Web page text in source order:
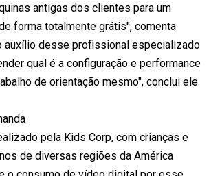
antigas dos clientes para um
forma totalmente grátis", comenta
auxílio desse profissional especializado
qual é a configuração e performance
de orientação mesmo", conclui ele.
pela Kids Corp, com crianças e
de diversas regiões da América